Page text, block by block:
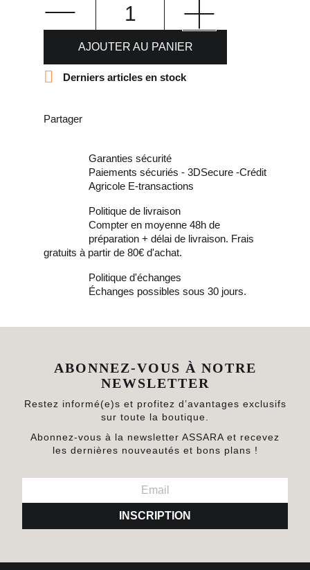
AJOUTER AU PANIER
 Derniers articles en stock
Partager
Garanties sécurité
Paiements sécuriés - 3DSecure -Crédit
Agricole E-transactions
Politique de livraison
Compter en moyenne 48h de
préparation + délai de livraison. Frais
gratuits à partir de 80€ d'achat.
Politique d'échanges
Échanges possibles sous 30 jours.
ABONNEZ-VOUS À NOTRE
NEWSLETTER
Restez informé(e)s et profitez d’avantages exclusifs
sur toute la boutique.
Abonnez-vous à la newsletter ASSARA et recevez
les dernières nouveautés et bons plans !
INSCRIPTION